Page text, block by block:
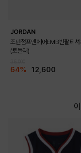
JORDAN
조던점프맨에어EMB반팔티셔
(토들러)
64% 12,600